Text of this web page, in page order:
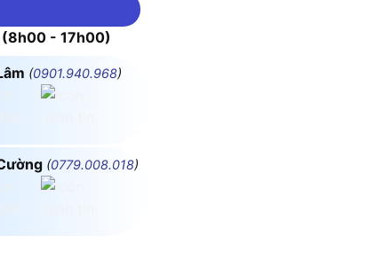
(8h00 - 17h00)
(0901.940.968)
(0779.008.018)